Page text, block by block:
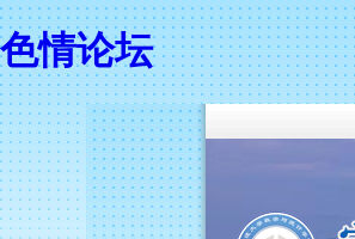
色情论坛